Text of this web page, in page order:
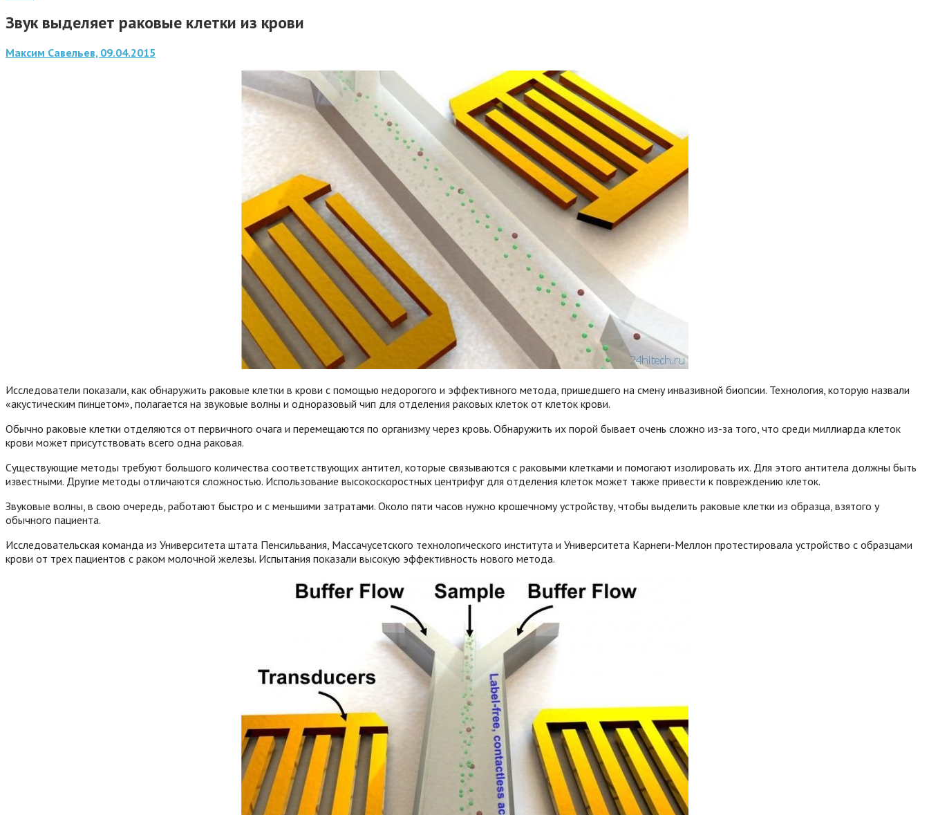
Звук выделяет раковые клетки из крови
Максим Савельев, 09.04.2015
Исследователи показали, как обнаружить раковые клетки в крови с помощью недорогого и эффективного метода, пришедшего на смену инвазивной биопсии. Технология, которую назвали
«акустическим пинцетом», полагается на звуковые волны и одноразовый чип для отделения раковых клеток от клеток крови.
Обычно раковые клетки отделяются от первичного очага и перемещаются по организму через кровь. Обнаружить их порой бывает очень сложно из-за того, что среди миллиарда клеток
крови может присутствовать всего одна раковая.
Существующие методы требуют большого количества соответствующих антител, которые связываются с раковыми клетками и помогают изолировать их. Для этого антитела должны быть
известными. Другие методы отличаются сложностью. Использование высокоскоростных центрифуг для отделения клеток может также привести к повреждению клеток.
Звуковые волны, в свою очередь, работают быстро и с меньшими затратами. Около пяти часов нужно крошечному устройству, чтобы выделить раковые клетки из образца, взятого у
обычного пациента.
Исследовательская команда из Университета штата Пенсильвания, Массачусетского технологического института и Университета Карнеги-Меллон протестировала устройство с образцами
крови от трех пациентов с раком молочной железы. Испытания показали высокую эффективность нового метода.